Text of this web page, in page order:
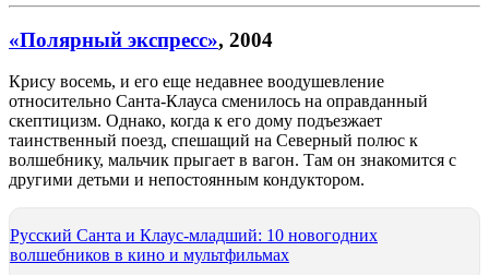
«Полярный экспресс», 2004
Крису восемь, и его еще недавнее воодушевление
относительно Санта-Клауса сменилось на оправданный
скептицизм. Однако, когда к его дому подъезжает
таинственный поезд, спешащий на Северный полюс к
волшебнику, мальчик прыгает в вагон. Там он знакомится с
другими детьми и непостоянным кондуктором.
Русский Санта и Клаус-младший: 10 новогодних
волшебников в кино и мультфильмах